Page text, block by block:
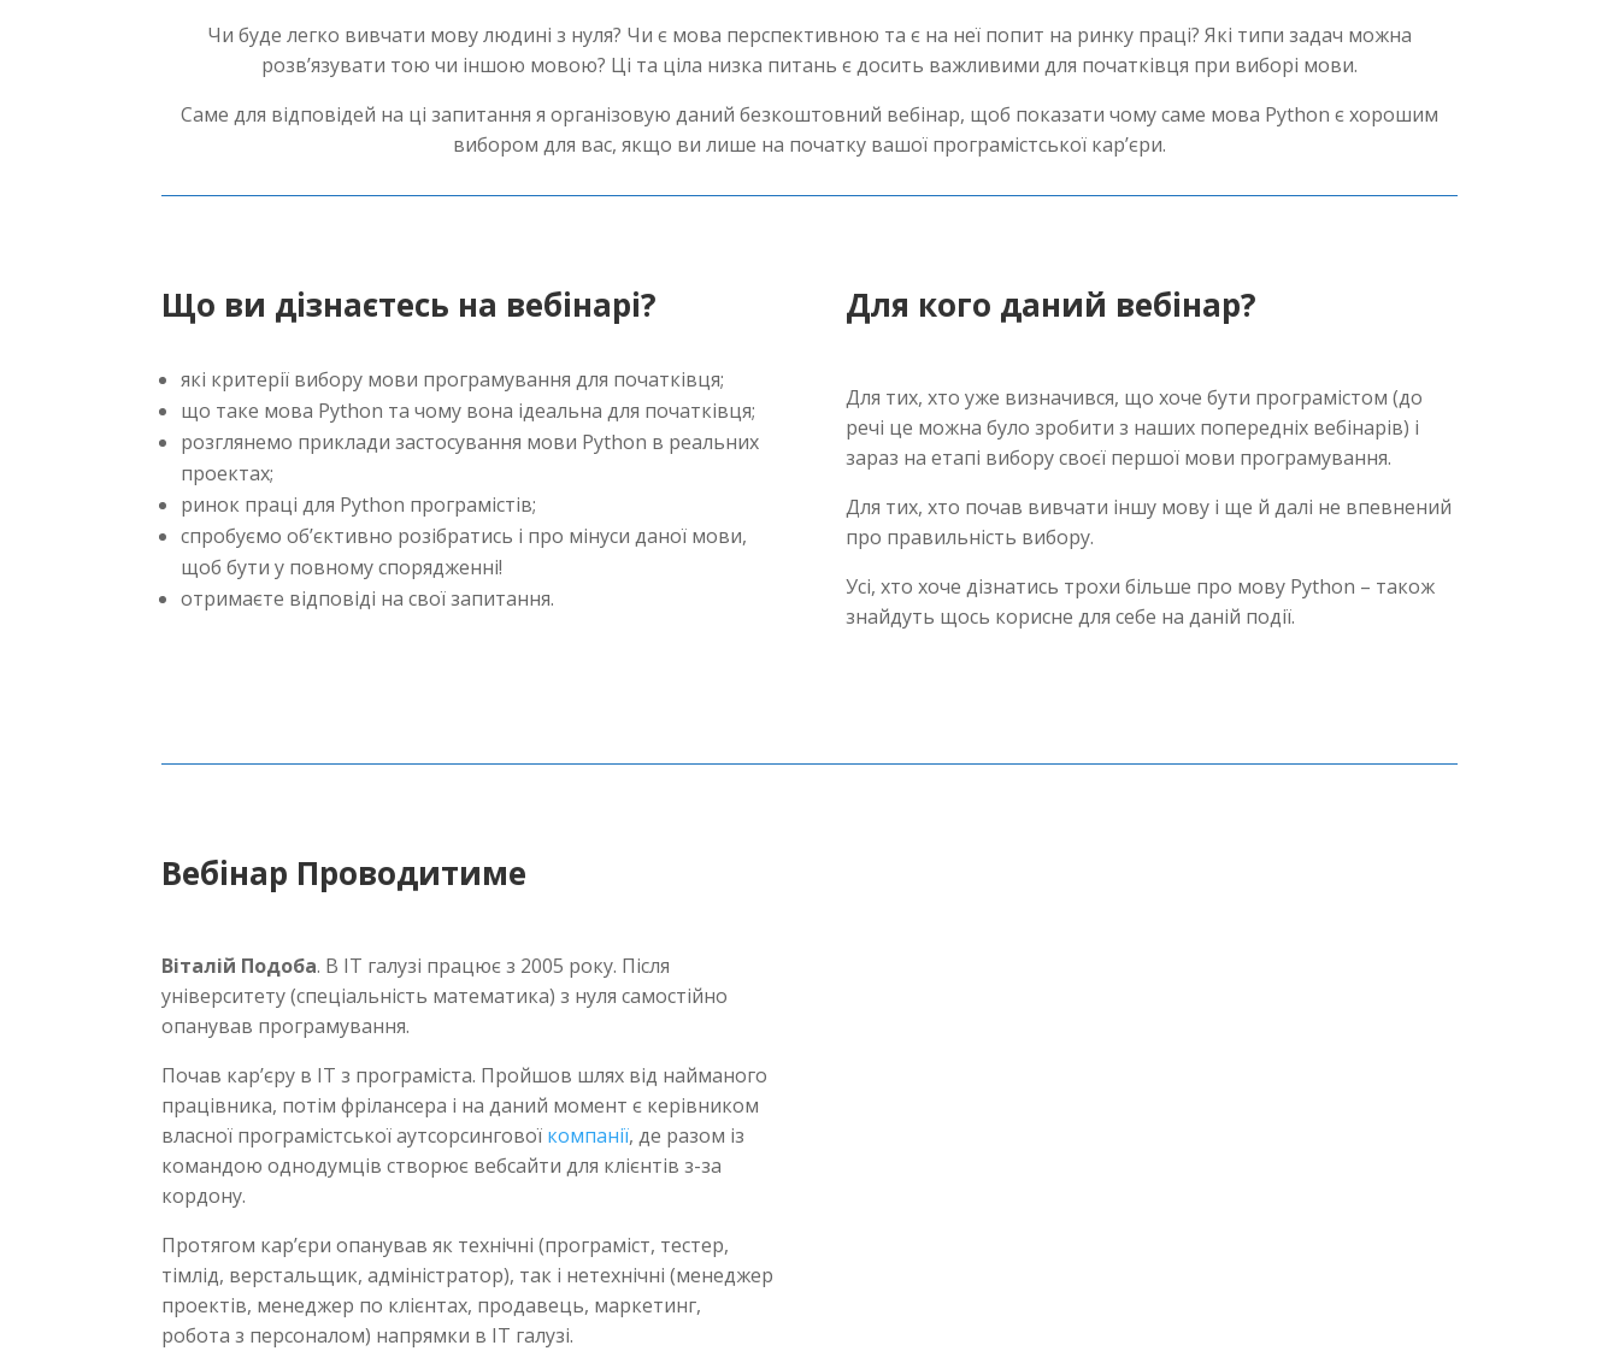
Чи буде легко вивчати мову людині з нуля? Чи є мова перспективною та є на неї попит на ринку праці? Які типи задач можна
розв’язувати тою чи іншою мовою? Ці та ціла низка питань є досить важливими для початківця при виборі мови.
Саме для відповідей на ці запитання я організовую даний безкоштовний вебінар, щоб показати чому саме мова Python є хорошим
вибором для вас, якщо ви лише на початку вашої програмістської кар’єри.
Що ви дізнаєтесь на вебінарі?
які критерії вибору мови програмування для початківця;
що таке мова Python та чому вона ідеальна для початківця;
розглянемо приклади застосування мови Python в реальних
проектах;
ринок праці для Python програмістів;
спробуємо об’єктивно розібратись і про мінуси даної мови,
щоб бути у повному спорядженні!
отримаєте відповіді на свої запитання.
Для кого даний вебінар?
Для тих, хто уже визначився, що хоче бути програмістом (до
речі це можна було зробити з наших попередніх вебінарів) і
зараз на етапі вибору своєї першої мови програмування.
Для тих, хто почав вивчати іншу мову і ще й далі не впевнений
про правильність вибору.
Усі, хто хоче дізнатись трохи більше про мову Python – також
знайдуть щось корисне для себе на даній події.
Вебінар Проводитиме
Віталій Подоба. В IT галузі працює з 2005 року. Після
університету (спеціальність математика) з нуля самостійно
опанував програмування.
Почав кар’єру в IT з програміста. Пройшов шлях від найманого
працівника, потім фрілансера і на даний момент є керівником
власної програмістської аутсорсингової компанії, де разом із
командою однодумців створює вебсайти для клієнтів з-за
кордону.
Протягом кар’єри опанував як технічні (програміст, тестер,
тімлід, верстальщик, адміністратор), так і нетехнічні (менеджер
проектів, менеджер по клієнтах, продавець, маркетинг,
робота з персоналом) напрямки в IT галузі.